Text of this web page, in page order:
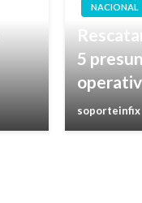
NACIONAL
5
soporteinfix